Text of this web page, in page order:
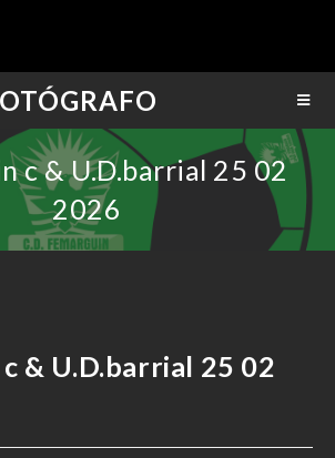
c & U.D.barrial 25 02
2026
& U.D.barrial 25 02